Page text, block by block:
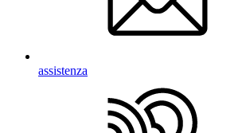
assistenza